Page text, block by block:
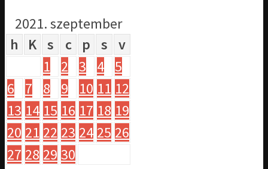
2021. szeptember
h
K s c p s
v
1
2 3 4 5
6
7 8 9 10 11 12
13 14 15 16 17 18 19
20 21 22 23 24 25 26
27 28 29 30